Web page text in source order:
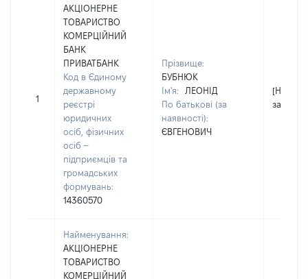
1
АКЦІОНЕРНЕ
ТОВАРИСТВО
КОМЕРЦІЙНИЙ
БАНК
ПРИВАТБАНК
Код в Єдиному
державному
реєстрі
юридичних
осіб, фізичних
осіб –
підприємців та
громадських
формувань:
14360570
Прізвище:
БУБНЮК
Ім'я:
ЛЕОНІД
По батькові (за
наявності):
ЄВГЕНОВИЧ
[Не
Найменування:
АКЦІОНЕРНЕ
ТОВАРИСТВО
КОМЕРЦІЙНИЙ